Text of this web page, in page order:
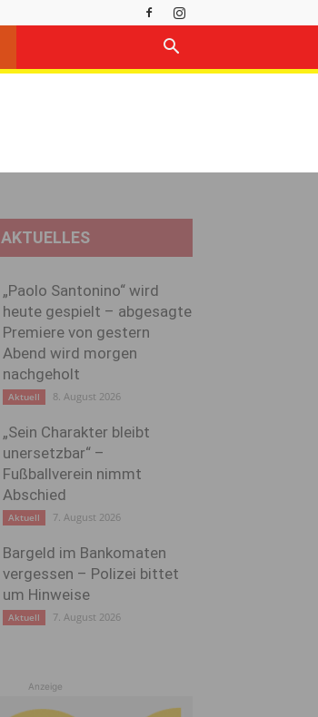
AKTUELLES
„Paolo Santonino“ wird
heute gespielt – abgesagte
Premiere von gestern
Abend wird morgen
nachgeholt
Aktuell 8. August 2026
„Sein Charakter bleibt
unersetzbar“ –
Fußballverein nimmt
Abschied
Aktuell 7. August 2026
Bargeld im Bankomaten
vergessen – Polizei bittet
um Hinweise
Aktuell 7. August 2026
Anzeige